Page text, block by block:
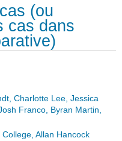
(ou
cas dans
Charlotte Lee, Jessica
Franco, Byran Martin,
Allan Hancock